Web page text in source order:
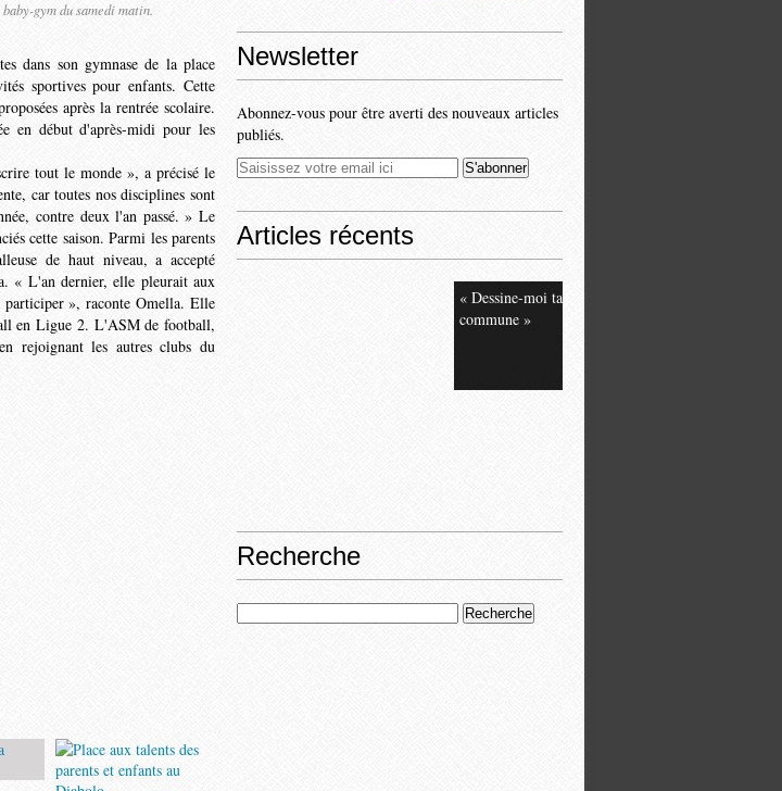
gym du samedi matin.
dans son gym­nase de la place
sportives pour enfants. Cette
après la rentrée scolaire.
en début d'après-midi pour les
tout le monde », a précisé le
car toutes nos disciplines sont
contre deux l'an passé. » Le
cette saison. Parmi les parents
de haut niveau, a ac­cepté
« L'an dernier, elle pleurait aux
parti­ciper », raconte Omella. Elle
en Ligue 2. L'ASM de football,
rejoignant les autres clubs du
Newsletter
Abonnez-vous pour être averti des nouveaux articles
publiés.
Articles récents
« Dessine-moi ta
commune »
Recherche